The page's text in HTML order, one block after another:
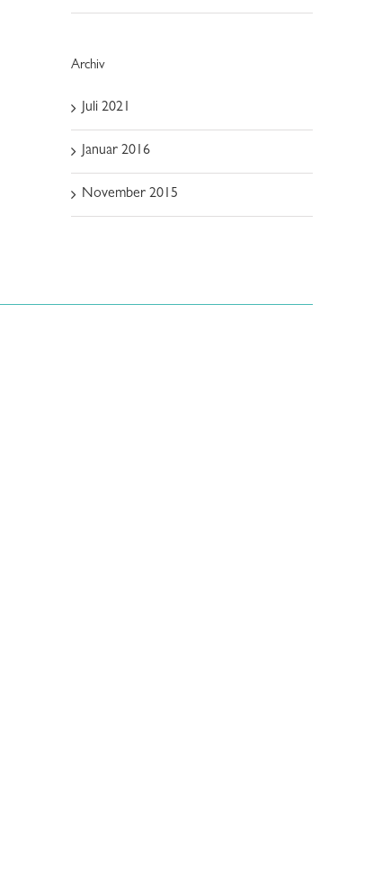
Archiv
Juli 2021
Januar 2016
November 2015